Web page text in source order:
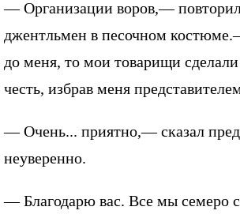
— Организации воров,—
джентльмен в песочном
до меня, то мои товарищи
честь, избрав меня
— Очень... приятно,— сказал
неуверенно.
— Благодарю вас. Все мы семеро